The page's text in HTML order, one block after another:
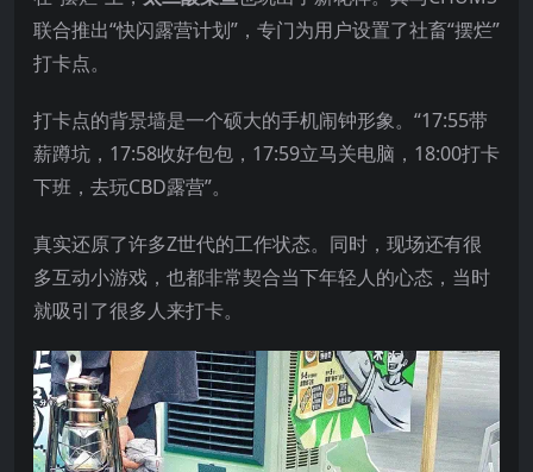
联合推出“快闪露营计划”，专门为用户设置了社畜“摆烂”
打卡点。
打卡点的背景墙是一个硕大的手机闹钟形象。“17:55带
薪蹲坑，17:58收好包包，17:59立马关电脑，18:00打卡
下班，去玩CBD露营”。
真实还原了许多Z世代的工作状态。同时，现场还有很
多互动小游戏，也都非常契合当下年轻人的心态，当时
就吸引了很多人来打卡。